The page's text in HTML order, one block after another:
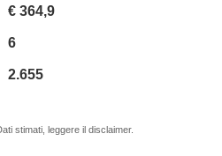
€ 364,9
6
2.655
stimati, leggere il disclaimer.